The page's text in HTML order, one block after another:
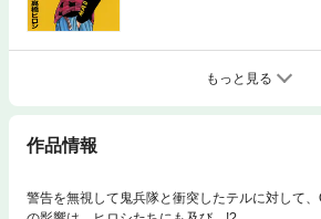
もっと見る
作品情報
警告を無視して鬼兵隊と衝突したテルに対して